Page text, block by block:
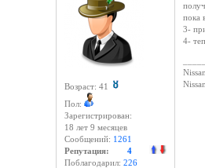
Возраст: 41
Пол:
Зарегистрирован:
18 лет 9 месяцев
Сообщений: 1261
Репутация: 4
Поблагодарил: 226
пока
3-
4-